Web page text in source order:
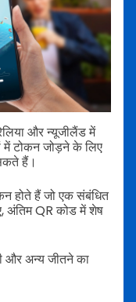
और न्यूजीलैंड में
में टोकन जोड़ने के लिए
हैं।
होते हैं जो एक संबंधित
अंतिम QR कोड में शेष
और अन्य जीतने का